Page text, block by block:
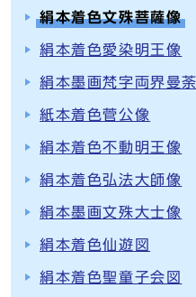
絹本着色文殊菩薩像
絹本着色愛染明王像
絹本墨画梵字両界曼
紙本着色菅公像
絹本着色不動明王像
絹本着色弘法大師像
絹本墨画文殊大士像
絹本着色仙遊図
絹本着色聖童子会図